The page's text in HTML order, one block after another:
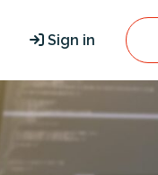
Sign in